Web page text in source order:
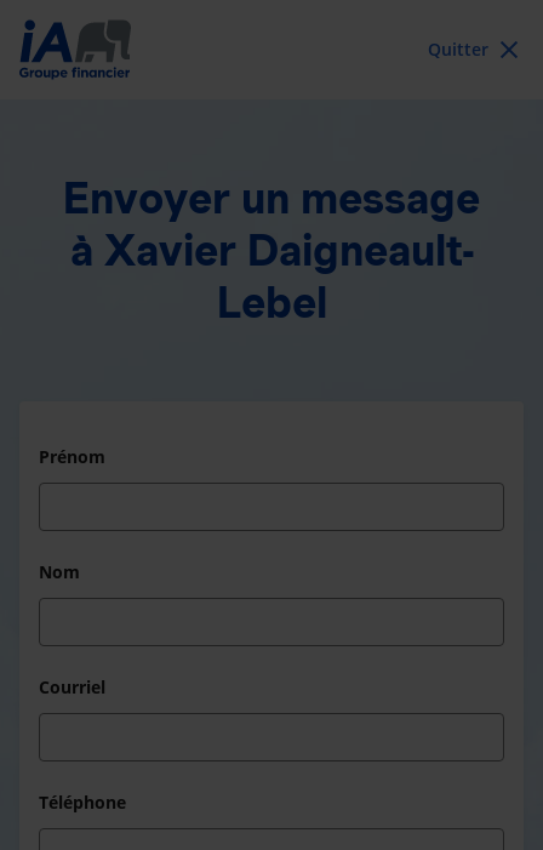
Quitter
Envoyer un message
à Xavier Daigneault-
Lebel
Prénom
Nom
Courriel
Téléphone